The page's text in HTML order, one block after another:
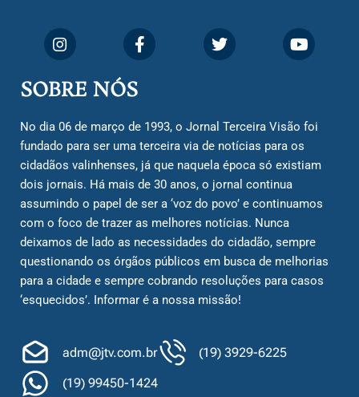
SOBRE NÓS
No dia 06 de março de 1993, o Jornal Terceira Visão foi
fundado para ser uma terceira via de notícias para os
cidadãos valinhenses, já que naquela época só existiam
dois jornais. Há mais de 30 anos, o jornal continua
assumindo o papel de ser a ‘voz do povo’ e continuamos
com o foco de trazer as melhores notícias. Nunca
deixamos de lado as necessidades do cidadão, sempre
questionando os órgãos públicos em busca de melhorias
para a cidade e sempre cobrando resoluções para casos
‘esquecidos’. Informar é a nossa missão!
adm@jtv.com.br
(19) 3929-6225
(19) 99450-1424